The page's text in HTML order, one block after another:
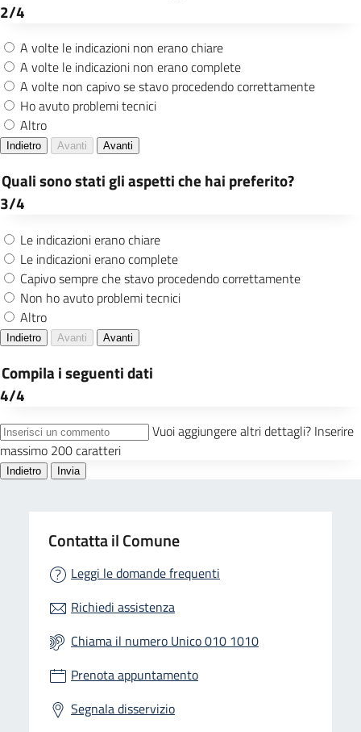
Contatta il Comune
Leggi le domande frequenti
Richiedi assistenza
Chiama il numero Unico 010 1010
Prenota appuntamento
Segnala disservizio